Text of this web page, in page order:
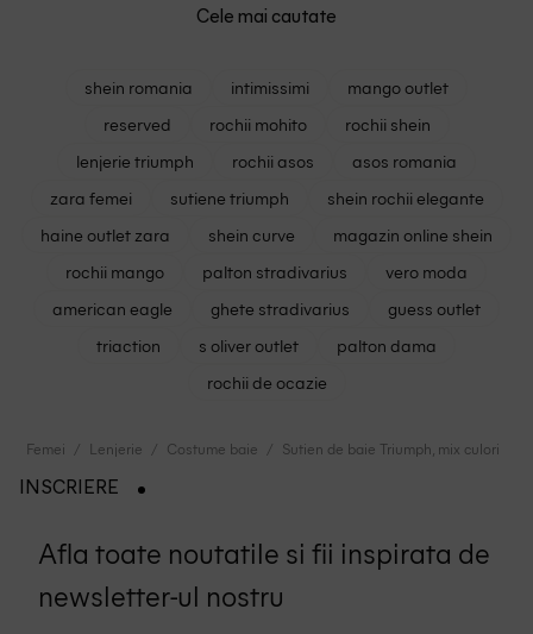
Cele mai cautate
shein romania intimissimi
mango outlet
reserved
rochii mohito
rochii shein
lenjerie triumph
rochii asos
asos romania
zara femei
sutiene triumph
shein rochii elegante
haine outlet zara
shein curve
magazin online shein
rochii mango
palton stradivarius
vero moda
american eagle
ghete stradivarius
guess outlet
triaction
s oliver outlet
palton dama
rochii de ocazie
Femei Lenjerie Costume baie Sutien de baie Triumph, mix culori
INSCRIERE
Afla toate noutatile si fii inspirata de
newsletter-ul nostru